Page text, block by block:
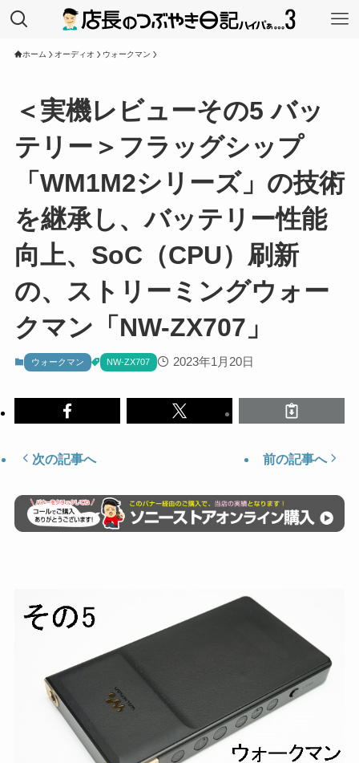
ホーム オーディオ ウォークマン
＜実機レビューその5 バッ
テリー＞フラッグシップ
「WM1M2シリーズ」の技術
を継承し、バッテリー性能
向上、SoC（CPU）刷新
の、ストリーミングウォー
クマン「NW-ZX707」
ウォークマン NW-ZX707 2023年1月20日
次の記事へ 前の記事へ